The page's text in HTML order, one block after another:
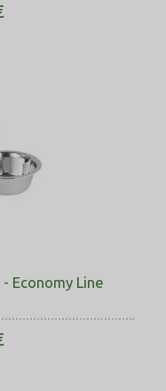
Economy Line